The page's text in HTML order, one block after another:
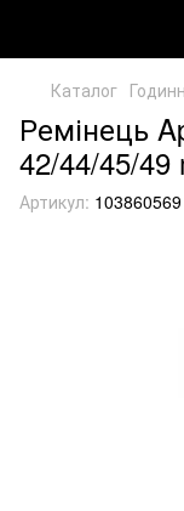
Каталог
Ремінець
42/44/45/49
Артикул: 103860569